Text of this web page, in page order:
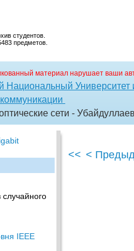
студентов.
предметов.
материал нарушает ваши
Национальный
сети -
IEEE
<< <